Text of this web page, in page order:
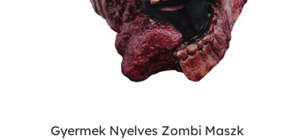
Gyermek Nyelves Zombi Maszk